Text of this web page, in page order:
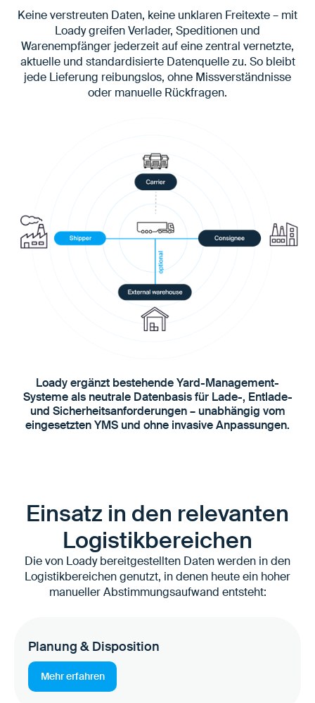
Keine verstreuten Daten, keine unklaren Freitexte – mit
Loady greifen Verlader, Speditionen und
Warenempfänger jederzeit auf eine zentral vernetzte,
aktuelle und standardisierte Datenquelle zu. So bleibt
jede Lieferung reibungslos, ohne Missverständnisse
oder manuelle Rückfragen.
Loady ergänzt bestehende Yard-Management-
Systeme als neutrale Datenbasis für Lade-, Entlade-
und Sicherheitsanforderungen – unabhängig vom
eingesetzten YMS und ohne invasive Anpassungen.
Einsatz in den relevanten
Logistikbereichen
Die von Loady bereitgestellten Daten werden in den
Logistikbereichen genutzt, in denen heute ein hoher
manueller Abstimmungsaufwand entsteht:
Planung & Disposition
Mehr erfahren